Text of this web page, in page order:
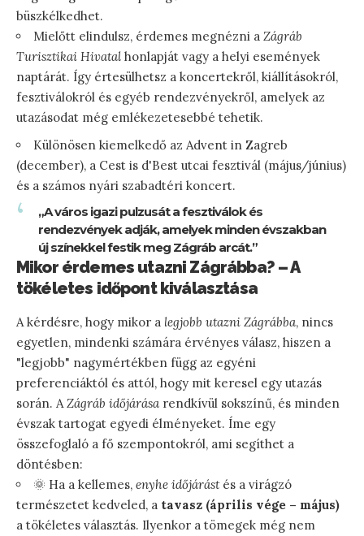
büszkélkedhet.
Mielőtt elindulsz, érdemes megnézni a Zágráb
Turisztikai Hivatal honlapját vagy a helyi események
naptárát. Így értesülhetsz a koncertekről, kiállításokról,
fesztiválokról és egyéb rendezvényekről, amelyek az
utazásodat még emlékezetesebbé tehetik.
Különösen kiemelkedő az Advent in Zagreb
(december), a Cest is d'Best utcai fesztivál (május/június)
és a számos nyári szabadtéri koncert.
„A város igazi pulzusát a fesztiválok és
rendezvények adják, amelyek minden évszakban
új színekkel festik meg Zágráb arcát.”
Mikor érdemes utazni Zágrábba? – A
tökéletes időpont kiválasztása
A kérdésre, hogy mikor a legjobb utazni Zágrábba, nincs
egyetlen, mindenki számára érvényes válasz, hiszen a
"legjobb" nagymértékben függ az egyéni
preferenciáktól és attól, hogy mit keresel egy utazás
során. A Zágráb időjárása rendkívül sokszínű, és minden
évszak tartogat egyedi élményeket. Íme egy
összefoglaló a fő szempontokról, ami segíthet a
döntésben:
🌞 Ha a kellemes, enyhe időjárástés a virágzó
természetet kedveled, a tavasz (április vége – május)
a tökéletes választás. Ilyenkor a tömegek még nem